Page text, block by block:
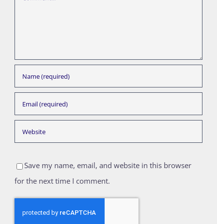
Save my name, email, and website in this browser
for the next time I comment.